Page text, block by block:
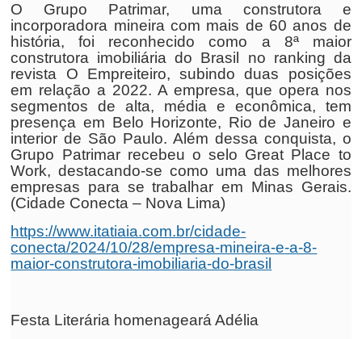
O Grupo Patrimar, uma construtora e
incorporadora mineira com mais de 60 anos de
história, foi reconhecido como a 8ª maior
construtora imobiliária do Brasil no ranking da
revista O Empreiteiro, subindo duas posições
em relação a 2022. A empresa, que opera nos
segmentos de alta, média e econômica, tem
presença em Belo Horizonte, Rio de Janeiro e
interior de São Paulo. Além dessa conquista, o
Grupo Patrimar recebeu o selo Great Place to
Work, destacando-se como uma das melhores
empresas para se trabalhar em Minas Gerais.
(Cidade Conecta – Nova Lima)
https://www.itatiaia.com.br/cidade-
conecta/2024/10/28/empresa-mineira-e-a-8-
maior-construtora-imobiliaria-do-brasil
Festa Literária homenageará Adélia